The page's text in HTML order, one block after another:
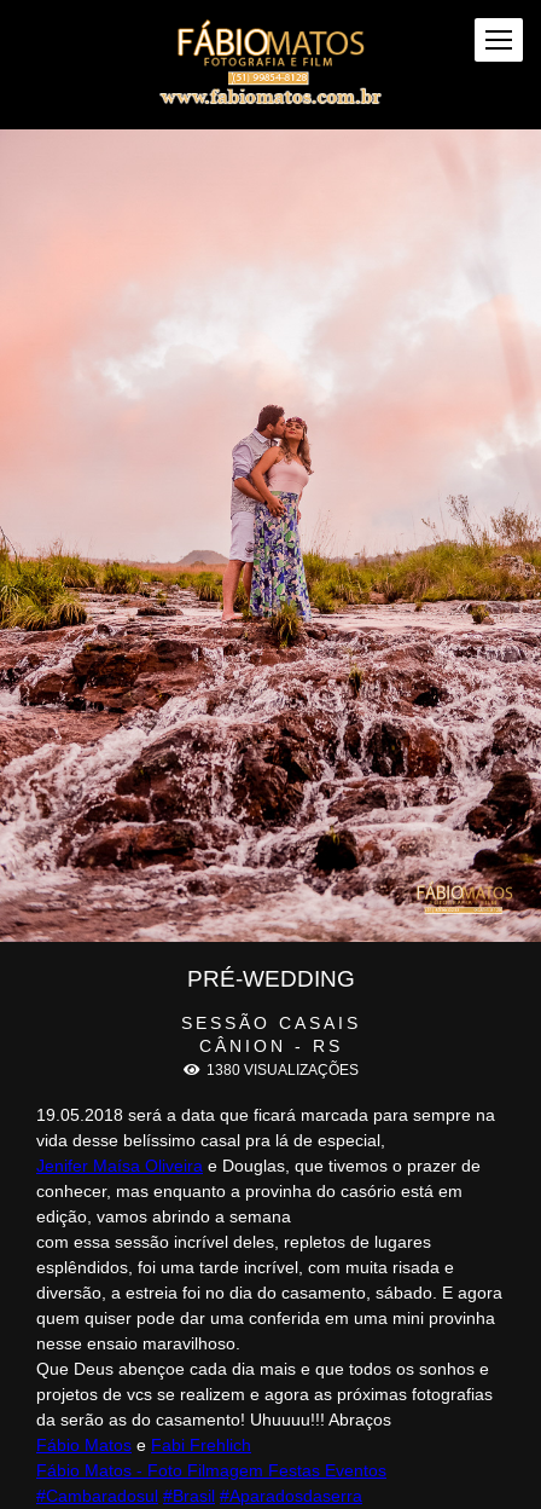
SESSÃO CASAIS
CÂNION - RS
PRÉ-WEDDING
1380VISUALIZAÇÕES
19.05.2018 será a data que ficará marcada para sempre na
vida desse belíssimo casal pra lá de especial,
Jenifer Maísa Oliveira e Douglas, que tivemos o prazer de
conhecer, mas enquanto a provinha do casório está em
edição, vamos abrindo a semana
com essa sessão incrível deles, repletos de lugares
esplêndidos, foi uma tarde incrível, com muita risada e
diversão, a estreia foi no dia do casamento, sábado. E agora
quem quiser pode dar uma conferida em uma mini provinha
nesse ensaio maravilhoso.
Que Deus abençoe cada dia mais e que todos os sonhos e
projetos de vcs se realizem e agora as próximas fotografias
da serão as do casamento! Uhuuuu!!! Abraços
Fábio Matos e Fabi Frehlich
Fábio Matos - Foto Filmagem Festas Eventos
#Cambaradosul #Brasil #Aparadosdaserra